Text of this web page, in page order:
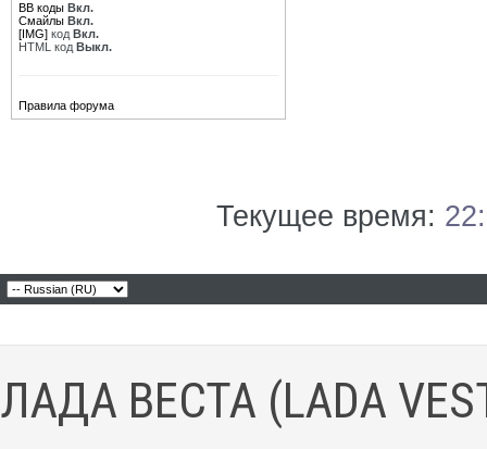
BB коды Вкл.
Смайлы Вкл.
[IMG] код Вкл.
HTML код Выкл.
Правила форума
Текущее время:
ЛАДА ВЕСТА (LADA